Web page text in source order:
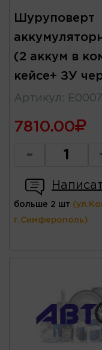
Шуруповерт
(2 аккум в
кейсе+ ЗУ
Артикул : E0007
7810.00
-
больше 2 шт
г.Симферополь)